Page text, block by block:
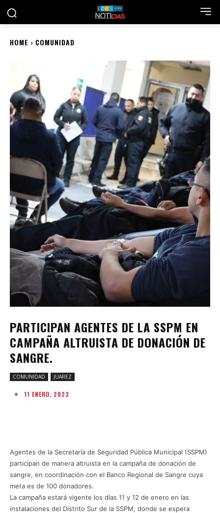
HOME COMUNIDAD
PARTICIPAN AGENTES DE LA SSPM EN
CAMPAÑA ALTRUISTA DE DONACIÓN DE
SANGRE.
COMUNIDAD JUAREZ
11 ENERO, 2023
Agentes de la Secretaría de Seguridad Pública Municipal (SSPM)
participan de manera altruista en la campaña de donación de
sangre, en coordinación con el Banco Regional de Sangre cuya
meta es de 100 donadores.
La campaña estará vigente los días 11 y 12 de enero en las
instalaciones del Distrito Sur de la SSPM, donde se espera